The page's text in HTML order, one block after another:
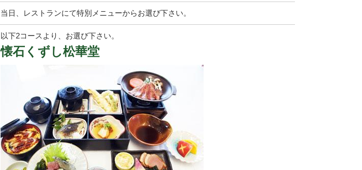
当日、レストランにて特別メニューからお選び下さい。
以下2コースより、お選び下さい。
懐石くずし松華堂